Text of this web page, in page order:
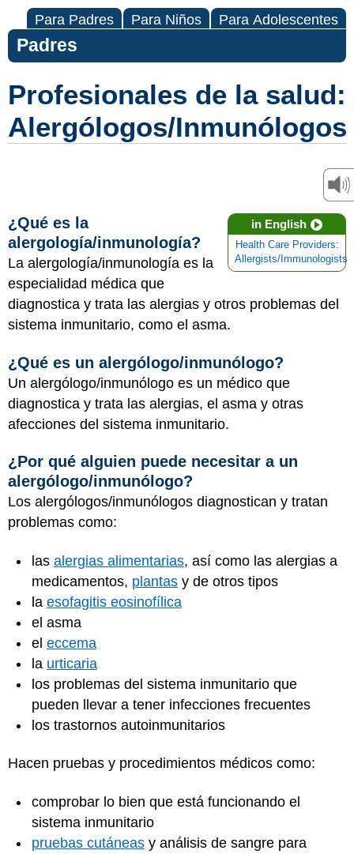
Para Padres Para Niños Para Adolescentes
Padres
Profesionales de la salud:
Alergólogos/Inmunólogos
in English
Health Care Providers:
Allergists/Immunologists
¿Qué es la
alergología/inmunología?
La alergología/inmunología es la
especialidad médica que
diagnostica y trata las alergias y otros problemas del
sistema inmunitario, como el asma.
¿Qué es un alergólogo/inmunólogo?
Un alergólogo/inmunólogo es un médico que
diagnostica y trata las alergias, el asma y otras
afecciones del sistema inmunitario.
¿Por qué alguien puede necesitar a un
alergólogo/inmunólogo?
Los alergólogos/inmunólogos diagnostican y tratan
problemas como:
las alergias alimentarias, así como las alergias a
medicamentos, plantas y de otros tipos
la esofagitis eosinofílica
el asma
el eccema
la urticaria
los problemas del sistema inmunitario que
pueden llevar a tener infecciones frecuentes
los trastornos autoinmunitarios
Hacen pruebas y procedimientos médicos como:
comprobar lo bien que está funcionando el
sistema inmunitario
pruebas cutáneas y análisis de sangre para